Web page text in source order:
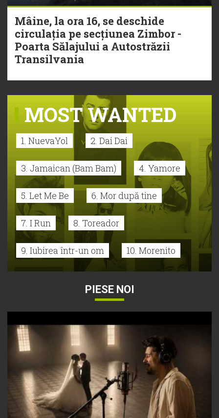
Mâine, la ora 16, se deschide
circulația pe secțiunea Zimbor -
Poarta Sălajului a Autostrăzii
Transilvania
MOST WANTED
1. NuevaYol 2. Dai Dai
3. Jamaican (Bam Bam) 4. Yamore
5. Let Me Be 6. Mor după tine
7. I Run 8. Toreador
9. Iubirea într-un om 10. Morenito
PIESE NOI